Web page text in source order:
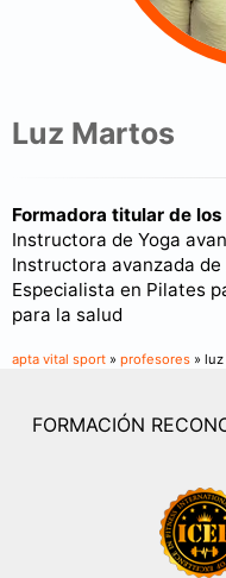
Luz Martos
Formadora titular de
Instructora de Yoga
Instructora avanzada
Especialista en Pilates
para la salud
apta vital sport » profesores »
FORMACIÓN